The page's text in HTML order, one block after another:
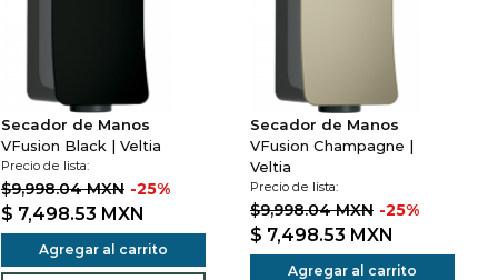
Secador de Manos
VFusion Black | Veltia
Precio de lista:
$9,998.04 MXN -25%
$ 7,498.53 MXN
Agregar al carrito
Secador de Manos
VFusion Champagne |
Veltia
Precio de lista:
$9,998.04 MXN -25%
$ 7,498.53 MXN
Agregar al carrito